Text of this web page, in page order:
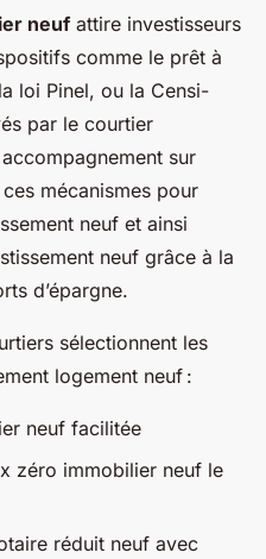
neuf attire investisseurs
comme le prêt à
loi Pinel, ou la Censi-
par le courtier
sur
mécanismes pour
neuf et ainsi
neuf grâce à la
d’épargne.
sélectionnent les
logement neuf :
neuf facilitée
zéro immobilier neuf le
réduit neuf avec